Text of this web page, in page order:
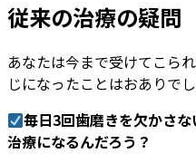
従来の治療の疑問
あなたは今まで受けてこら
じになったことはおありで
毎日3回歯磨きを欠かさ
治療になるんだろう？